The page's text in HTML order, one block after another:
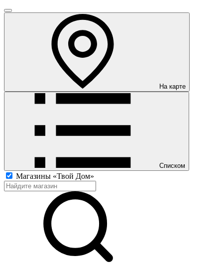
На карте
Списком
Магазины «Твой Дом»